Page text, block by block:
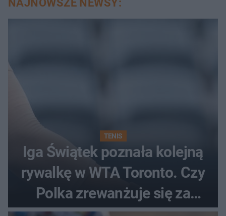
NAJNOWSZE NEWSY:
TENIS
Iga Świątek poznała kolejną
rywalkę w WTA Toronto. Czy
Polka zrewanżuje się za